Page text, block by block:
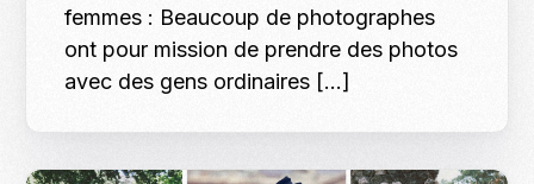
femmes : Beaucoup de photographes
ont pour mission de prendre des photos
avec des gens ordinaires […]